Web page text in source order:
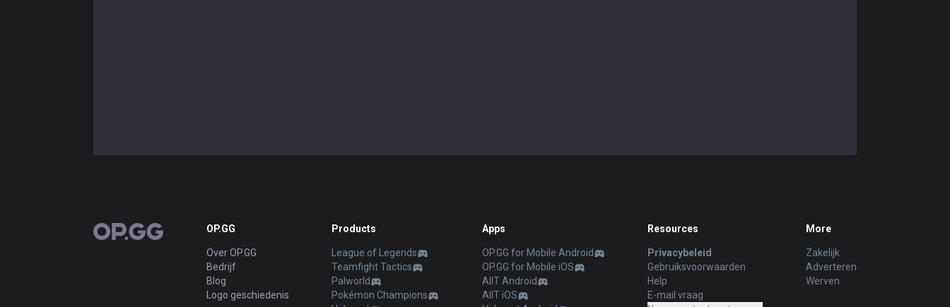
OP.GG OP.GG
Over OP.GG
Bedrijf
Blog
Logo geschiedenis
Products
League of Legends
Teamfight Tactics
Palworld
Pokémon Champions
Apps
OP.GG for Mobile Android
OP.GG for Mobile iOS
AllT Android
AllT iOS
Resources
Privacybeleid
Gebruiksvoorwaarden
Help
E-mail vraag
More
Zakelijk
Adverteren
Werven